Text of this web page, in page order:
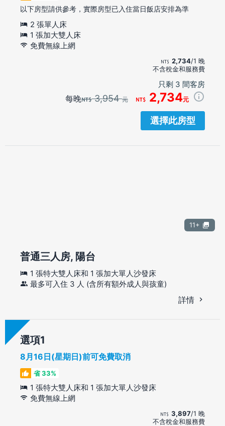
以下房型請供參考，實際房型已入住當日飯店安排為準
2 張單人床
1 張加大雙人床
免費無線上網
2,734/1 晚
不含稅金和服務費
只剩 3 間客房
每晚 3,954元 2,734元
選擇此房型
11+
普通三人房, 陽台
1 張特大雙人床和 1 張加大單人沙發床
最多可入住 3 人 (含所有額外成人與孩童)
詳情
選項
8月16日(星期日)前可免費取消
省 33%
1 張特大雙人床和 1 張加大單人沙發床
免費無線上網
3,897/1 晚
不含稅金和服務費